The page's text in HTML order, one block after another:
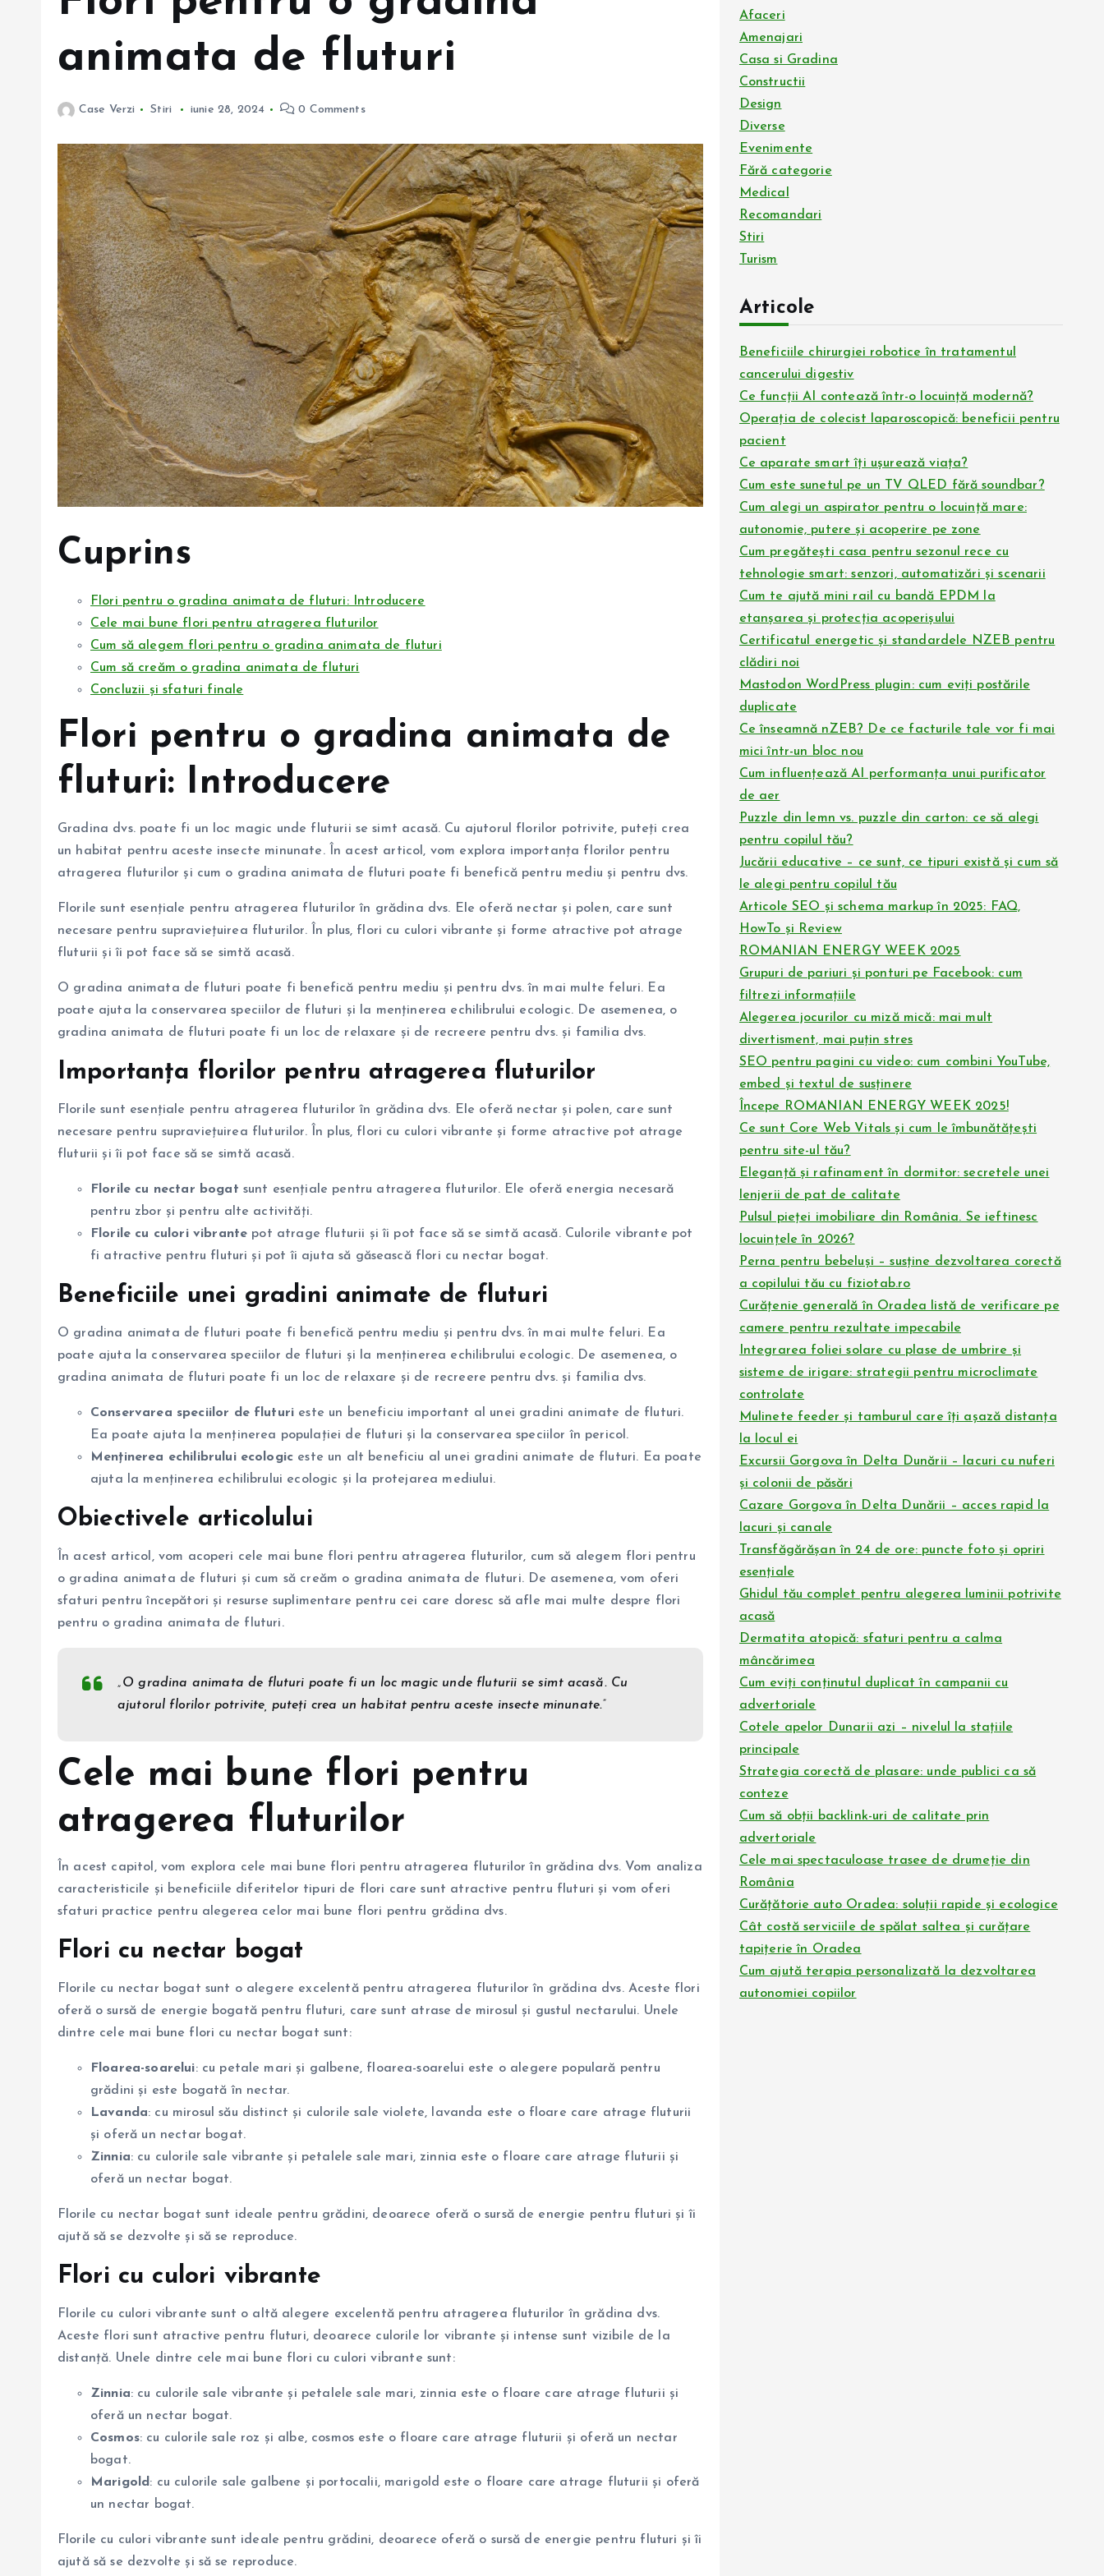
animata de fluturi
Case Verzi Stiri iunie 28, 2024 0 Comments
Cuprins
Flori pentru o gradina animata de fluturi: Introducere
Cele mai bune flori pentru atragerea fluturilor
Cum să alegem flori pentru o gradina animata de fluturi
Cum să creăm o gradina animata de fluturi
Concluzii și sfaturi finale
Flori pentru o gradina animata de
fluturi: Introducere
Gradina dvs. poate fi un loc magic unde fluturii se simt acasă. Cu ajutorul florilor potrivite, puteți crea
un habitat pentru aceste insecte minunate. În acest articol, vom explora importanța florilor pentru
atragerea fluturilor și cum o gradina animata de fluturi poate fi benefică pentru mediu și pentru dvs.
Florile sunt esențiale pentru atragerea fluturilor în grădina dvs. Ele oferă nectar și polen, care sunt
necesare pentru supraviețuirea fluturilor. În plus, flori cu culori vibrante și forme atractive pot atrage
fluturii și îi pot face să se simtă acasă.
O gradina animata de fluturi poate fi benefică pentru mediu și pentru dvs. în mai multe feluri. Ea
poate ajuta la conservarea speciilor de fluturi și la menținerea echilibrului ecologic. De asemenea, o
gradina animata de fluturi poate fi un loc de relaxare și de recreere pentru dvs. și familia dvs.
Importanța florilor pentru atragerea fluturilor
Florile sunt esențiale pentru atragerea fluturilor în grădina dvs. Ele oferă nectar și polen, care sunt
necesare pentru supraviețuirea fluturilor. În plus, flori cu culori vibrante și forme atractive pot atrage
fluturii și îi pot face să se simtă acasă.
Florile cu nectar bogat sunt esențiale pentru atragerea fluturilor. Ele oferă energia necesară
pentru zbor și pentru alte activități.
Florile cu culori vibrante pot atrage fluturii și îi pot face să se simtă acasă. Culorile vibrante pot
fi atractive pentru fluturi și pot îi ajuta să găsească flori cu nectar bogat.
Beneficiile unei gradini animate de fluturi
O gradina animata de fluturi poate fi benefică pentru mediu și pentru dvs. în mai multe feluri. Ea
poate ajuta la conservarea speciilor de fluturi și la menținerea echilibrului ecologic. De asemenea, o
gradina animata de fluturi poate fi un loc de relaxare și de recreere pentru dvs. și familia dvs.
Conservarea speciilor de fluturi este un beneficiu important al unei gradini animate de fluturi.
Ea poate ajuta la menținerea populației de fluturi și la conservarea speciilor în pericol.
Menținerea echilibrului ecologic este un alt beneficiu al unei gradini animate de fluturi. Ea poate
ajuta la menținerea echilibrului ecologic și la protejarea mediului.
Obiectivele articolului
În acest articol, vom acoperi cele mai bune flori pentru atragerea fluturilor, cum să alegem flori pentru
o gradina animata de fluturi și cum să creăm o gradina animata de fluturi. De asemenea, vom oferi
sfaturi pentru începători și resurse suplimentare pentru cei care doresc să afle mai multe despre flori
pentru o gradina animata de fluturi.
„O gradina animata de fluturi poate fi un loc magic unde fluturii se simt acasă. Cu
ajutorul florilor potrivite, puteți crea un habitat pentru aceste insecte minunate.”
Cele mai bune flori pentru
atragerea fluturilor
În acest capitol, vom explora cele mai bune flori pentru atragerea fluturilor în grădina dvs. Vom analiza
caracteristicile și beneficiile diferitelor tipuri de flori care sunt atractive pentru fluturi și vom oferi
sfaturi practice pentru alegerea celor mai bune flori pentru grădina dvs.
Flori cu nectar bogat
Florile cu nectar bogat sunt o alegere excelentă pentru atragerea fluturilor în grădina dvs. Aceste flori
oferă o sursă de energie bogată pentru fluturi, care sunt atrase de mirosul și gustul nectarului. Unele
dintre cele mai bune flori cu nectar bogat sunt:
Floarea-soarelui: cu petale mari și galbene, floarea-soarelui este o alegere populară pentru
grădini și este bogată în nectar.
Lavanda: cu mirosul său distinct și culorile sale violete, lavanda este o floare care atrage fluturii
și oferă un nectar bogat.
Zinnia: cu culorile sale vibrante și petalele sale mari, zinnia este o floare care atrage fluturii și
oferă un nectar bogat.
Florile cu nectar bogat sunt ideale pentru grădini, deoarece oferă o sursă de energie pentru fluturi și îi
ajută să se dezvolte și să se reproduce.
Flori cu culori vibrante
Florile cu culori vibrante sunt o altă alegere excelentă pentru atragerea fluturilor în grădina dvs.
Aceste flori sunt atractive pentru fluturi, deoarece culorile lor vibrante și intense sunt vizibile de la
distanță. Unele dintre cele mai bune flori cu culori vibrante sunt:
Zinnia: cu culorile sale vibrante și petalele sale mari, zinnia este o floare care atrage fluturii și
oferă un nectar bogat.
Cosmos: cu culorile sale roz și albe, cosmos este o floare care atrage fluturii și oferă un nectar
bogat.
Marigold : cu culorile sale galbene și portocalii, marigold este o floare care atrage fluturii și oferă
un nectar bogat.
Florile cu culori vibrante sunt ideale pentru grădini, deoarece oferă o sursă de energie pentru fluturi și îi
ajută să se dezvolte și să se reproduce.
Afaceri
Amenajari
Casa si Gradina
Constructii
Design
Diverse
Evenimente
Fără categorie
Medical
Recomandari
Stiri
Turism
Articole
Beneficiile chirurgiei robotice în tratamentul
cancerului digestiv
Ce funcții AI contează într-o locuință modernă?
Operația de colecist laparoscopică: beneficii pentru
pacient
Ce aparate smart îți ușurează viața?
Cum este sunetul pe un TV QLED fără soundbar?
Cum alegi un aspirator pentru o locuință mare:
autonomie, putere și acoperire pe zone
Cum pregătești casa pentru sezonul rece cu
tehnologie smart: senzori, automatizări și scenarii
Cum te ajută mini rail cu bandă EPDM la
etanșarea și protecția acoperișului
Certificatul energetic și standardele NZEB pentru
clădiri noi
Mastodon WordPress plugin: cum eviți postările
duplicate
Ce înseamnă nZEB? De ce facturile tale vor fi mai
mici într-un bloc nou
Cum influențează AI performanța unui purificator
de aer
Puzzle din lemn vs. puzzle din carton: ce să alegi
pentru copilul tău?
Jucării educative – ce sunt, ce tipuri există și cum să
le alegi pentru copilul tău
Articole SEO și schema markup în 2025: FAQ,
HowTo și Review
ROMANIAN ENERGY WEEK 2025
Grupuri de pariuri și ponturi pe Facebook: cum
filtrezi informațiile
Alegerea jocurilor cu miză mică: mai mult
divertisment, mai puțin stres
SEO pentru pagini cu video: cum combini YouTube,
embed și textul de susținere
Începe ROMANIAN ENERGY WEEK 2025!
Ce sunt Core Web Vitals și cum le îmbunătățești
pentru site-ul tău?
Eleganță și rafinament în dormitor: secretele unei
lenjerii de pat de calitate
Pulsul pieței imobiliare din România. Se ieftinesc
locuințele în 2026?
Perna pentru bebeluși – susține dezvoltarea corectă
a copilului tău cu fiziotab.ro
Curățenie generală în Oradea listă de verificare pe
camere pentru rezultate impecabile
Integrarea foliei solare cu plase de umbrire și
sisteme de irigare: strategii pentru microclimate
controlate
Mulinete feeder și tamburul care îți așază distanța
la locul ei
Excursii Gorgova în Delta Dunării – lacuri cu nuferi
și colonii de păsări
Cazare Gorgova în Delta Dunării – acces rapid la
lacuri și canale
Transfăgărășan în 24 de ore: puncte foto și opriri
esențiale
Ghidul tău complet pentru alegerea luminii potrivite
acasă
Dermatita atopică: sfaturi pentru a calma
mâncărimea
Cum eviți conținutul duplicat în campanii cu
advertoriale
Cotele apelor Dunarii azi – nivelul la stațiile
principale
Strategia corectă de plasare: unde publici ca să
conteze
Cum să obții backlink-uri de calitate prin
advertoriale
Cele mai spectaculoase trasee de drumeție din
România
Curățătorie auto Oradea: soluții rapide și ecologice
Cât costă serviciile de spălat saltea și curățare
tapițerie în Oradea
Cum ajută terapia personalizată la dezvoltarea
autonomiei copiilor